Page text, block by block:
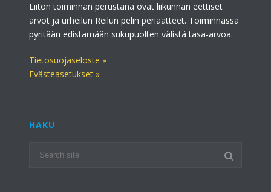
Liiton toiminnan perustana ovat liikunnan eettiset
arvot ja urheilun Reilun pelin periaatteet. Toiminnassa
pyritään edistämään sukupuolten välistä tasa-arvoa.
Tietosuojaseloste »
Evästeasetukset »
HAKU